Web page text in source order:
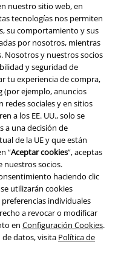
nuestro sitio web, en
tecnologías nos permiten
su comportamiento y sus
por nosotros, mientras
Nosotros y nuestros socios
y seguridad de
tu experiencia de compra,
(por ejemplo, anuncios
redes sociales y en sitios
a los EE. UU., solo se
a una decisión de
de la UE y que están
“Aceptar cookies”, aceptas
nuestros socios.
haciendo clic
utilizarán cookies
individuales
a revocar o modificar
en Configuración Cookies.
datos, visita Política de
y ventajas!
Company